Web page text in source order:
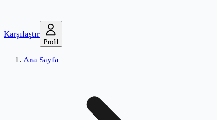
Karşılaştır
Profil
Ana Sayfa